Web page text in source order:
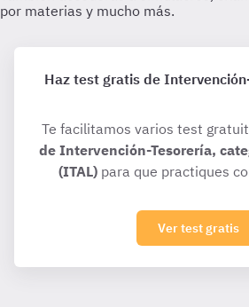
Haz test gratis de
Te facilitamos varios test
de Intervención-Tesorería,
(ITAL)para que practiques
Ver test gratis